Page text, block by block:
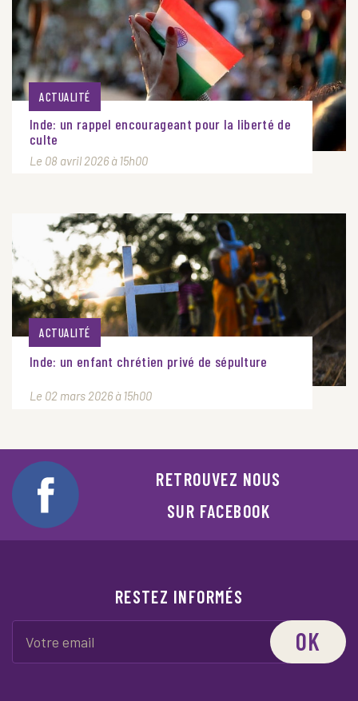
ACTUALITÉ
Inde: un rappel encourageant pour la liberté de
culte
Le 08 avril 2026 à 15h00
ACTUALITÉ
Inde: un enfant chrétien privé de sépulture
Le 02 mars 2026 à 15h00
RETROUVEZ NOUS
SUR FACEBOOK
RESTEZ INFORMÉS
OK